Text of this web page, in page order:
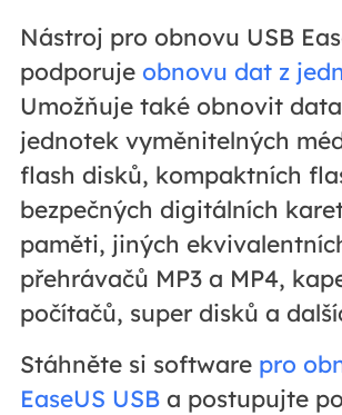
Nástroj pro obnovu USB
podporuje obnovu dat z
Umožňuje také obnovit
jednotek vyměnitelných
flash disků, kompaktních
bezpečných digitálních
paměti, jiných
přehrávačů MP3 a MP4,
počítačů, super disků a
Stáhněte si software pro
EaseUS USBa postupujte